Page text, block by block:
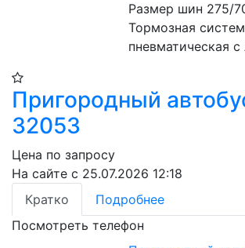
Размер шин 275/
Тормозная
пневматическая с
Пригородный
32053
Цена по запросу
На сайте с 25.07.2026 12:18
Кратко
Подробнее
Посмотреть телефон